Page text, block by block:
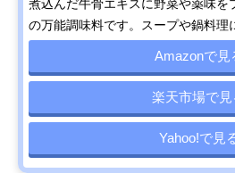
煮込んだ牛骨エキスに野菜や薬味を
の万能調味料です。スープや鍋料理
Amazonで見
楽天市場で見
Yahoo!で見